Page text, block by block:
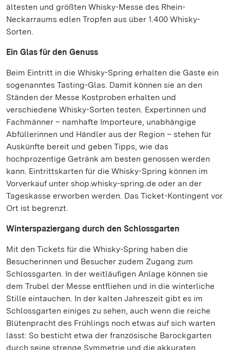
ältesten und größten Whisky-Messe des Rhein-
Neckarraums edlen Tropfen aus über 1.400 Whisky-
Sorten.
Ein Glas für den Genuss
Beim Eintritt in die Whisky-Spring erhalten die Gäste ein
sogenanntes Tasting-Glas. Damit können sie an den
Ständen der Messe Kostproben erhalten und
verschiedene Whisky-Sorten testen. Expertinnen und
Fachmänner – namhafte Importeure, unabhängige
Abfüllerinnen und Händler aus der Region – stehen für
Auskünfte bereit und geben Tipps, wie das
hochprozentige Getränk am besten genossen werden
kann. Eintrittskarten für die Whisky-Spring können im
Vorverkauf unter shop.whisky-spring.de oder an der
Tageskasse erworben werden. Das Ticket-Kontingent vor
Ort ist begrenzt.
Winterspaziergang durch den Schlossgarten
Mit den Tickets für die Whisky-Spring haben die
Besucherinnen und Besucher zudem Zugang zum
Schlossgarten. In der weitläufigen Anlage können sie
dem Trubel der Messe entfliehen und in die winterliche
Stille eintauchen. In der kalten Jahreszeit gibt es im
Schlossgarten einiges zu sehen, auch wenn die reiche
Blütenpracht des Frühlings noch etwas auf sich warten
lässt: So besticht etwa der französische Barockgarten
durch seine strenge Symmetrie und die akkuraten